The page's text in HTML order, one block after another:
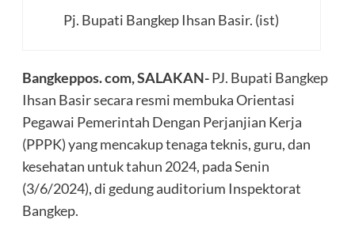
Pj. Bupati Bangkep Ihsan Basir. (ist)
Bangkeppos. com, SALAKAN-PJ. Bupati Bangkep
Ihsan Basir secara resmi membuka Orientasi
Pegawai Pemerintah Dengan Perjanjian Kerja
(PPPK) yang mencakup tenaga teknis, guru, dan
kesehatan untuk tahun 2024, pada Senin
(3/6/2024), di gedung auditorium Inspektorat
Bangkep.